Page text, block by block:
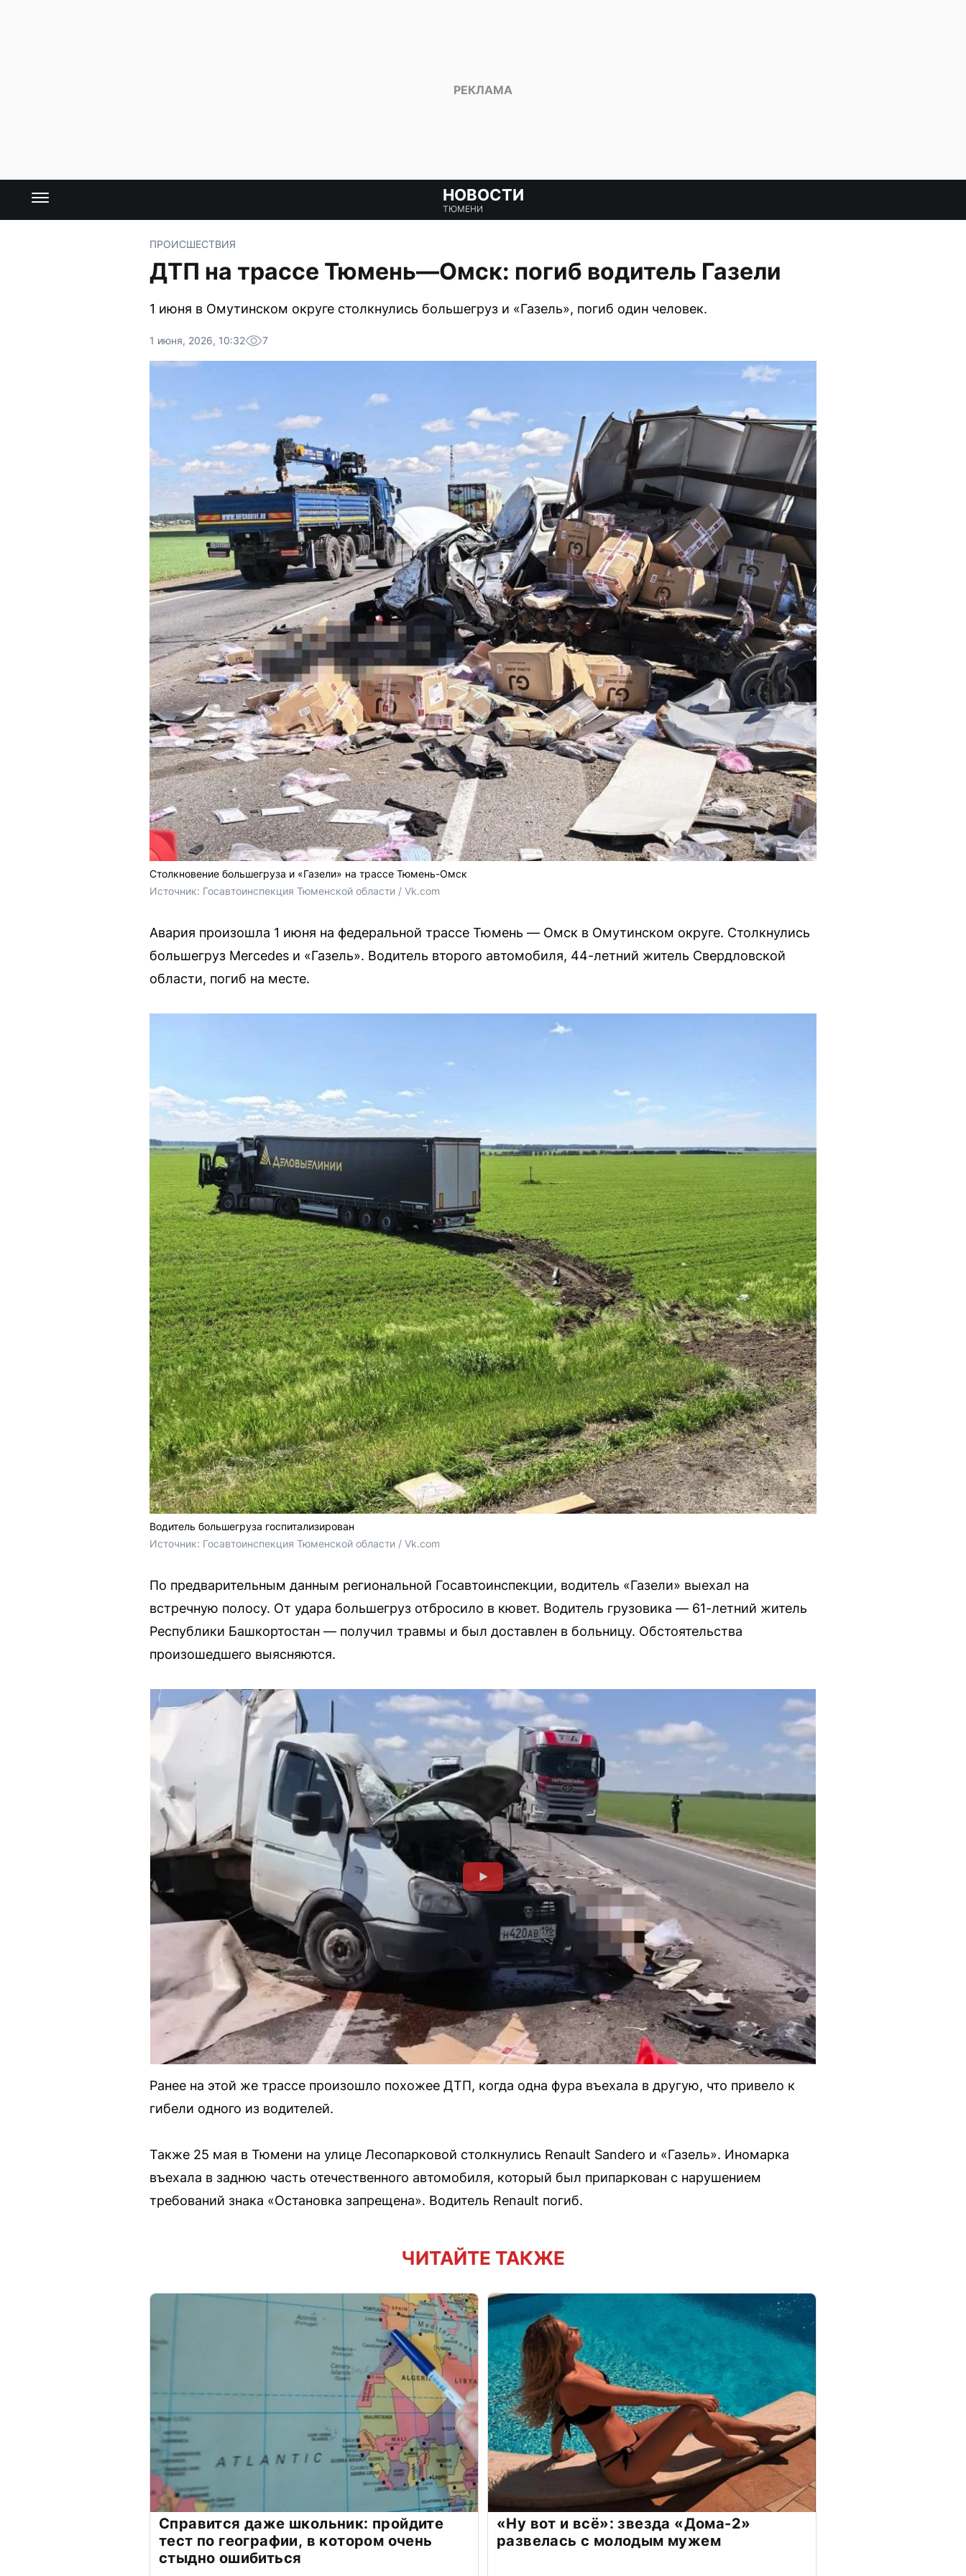
НОВОСТИ
ТЮМЕНИ
ПРОИСШЕСТВИЯ
ДТП на трассе Тюмень—Омск: погиб водитель Газели
1 июня в Омутинском округе столкнулись большегруз и «Газель», погиб один человек.
1 июня, 2026, 10:32 7
Столкновение большегруза и «Газели» на трассе Тюмень-Омск
Источник: Госавтоинспекция Тюменской области / Vk.com
Авария произошла 1 июня на федеральной трассе Тюмень — Омск в Омутинском округе. Столкнулись
большегруз Mercedes и «Газель». Водитель второго автомобиля, 44-летний житель Свердловской
области, погиб на месте.
Водитель большегруза госпитализирован
Источник: Госавтоинспекция Тюменской области / Vk.com
По предварительным данным региональной Госавтоинспекции, водитель «Газели» выехал на
встречную полосу. От удара большегруз отбросило в кювет. Водитель грузовика — 61-летний житель
Республики Башкортостан — получил травмы и был доставлен в больницу. Обстоятельства
произошедшего выясняются.
Ранее на этой же трассе произошло похожее ДТП, когда одна фура въехала в другую, что привело к
гибели одного из водителей.
Также 25 мая в Тюмени на улице Лесопарковой столкнулись Renault Sandero и «Газель». Иномарка
въехала в заднюю часть отечественного автомобиля, который был припаркован с нарушением
требований знака «Остановка запрещена». Водитель Renault погиб.
ЧИТАЙТЕ ТАКЖЕ
Справится даже школьник: пройдите
тест по географии, в котором очень
стыдно ошибиться
«Ну вот и всё»: звезда «Дома-2»
развелась с молодым мужем